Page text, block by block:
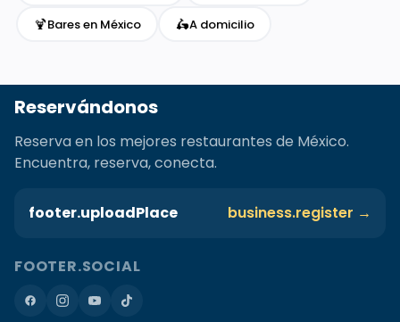
🍹Bares en México 🛵A domicilio
Reservándonos
Reserva en los mejores restaurantes de México.
Encuentra, reserva, conecta.
footer.uploadPlace business.register →
FOOTER.SOCIAL